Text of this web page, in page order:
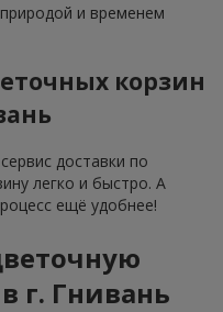
и временем
корзин
доставки по
легко и быстро. А
ещё удобнее!
г. Гнивань